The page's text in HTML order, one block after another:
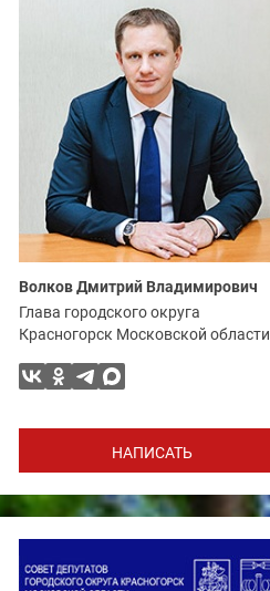
Волков Дмитрий Владимирович
Глава городского округа
Красногорск Московской области
НАПИСАТЬ